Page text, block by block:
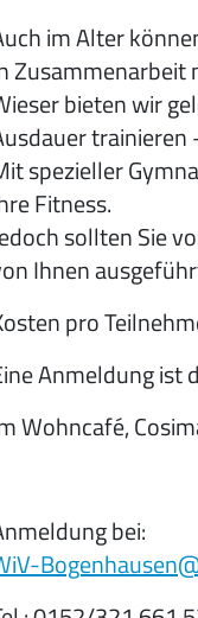
im Alter
Zusammenarbeit
bieten wir
trainieren
spezieller
Fitness.
sollten Sie
Ihnen
pro
Anmeldung ist
Wohncafé,
bei: